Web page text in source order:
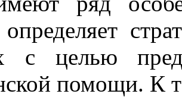
с целью
помощи. К